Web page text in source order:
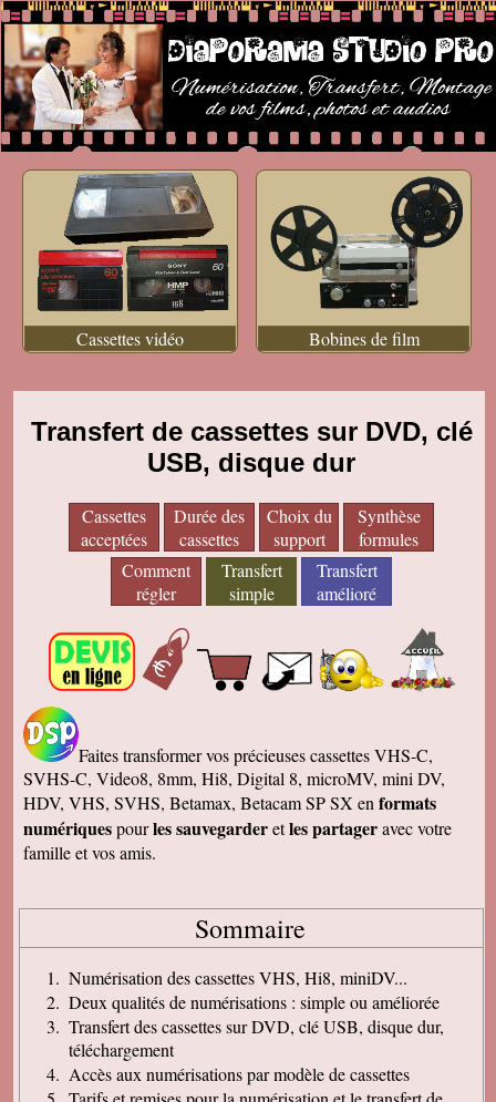
Cassettes vidéo Bobines de film
Transfert de cassettes sur DVD, clé
USB, disque dur
Cassettes
acceptées
Durée des
cassettes
Choix du
support
Synthèse
formules
Comment
régler
Transfert
simple
Transfert
amélioré
Faites transformer vos précieuses cassettes VHS-C,
SVHS-C, Video8, 8mm, Hi8, Digital 8, microMV, mini DV,
HDV, VHS, SVHS, Betamax, Betacam SP SX en formats
numériquespourles sauvegarderetles partageravec votre
famille et vos amis.
Sommaire
Numérisation des cassettes VHS, Hi8, miniDV...
Deux qualités de numérisations : simple ou améliorée
Transfert des cassettes sur DVD, clé USB, disque dur,
téléchargement
Accès aux numérisations par modèle de cassettes